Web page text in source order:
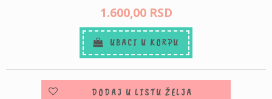
1.600,00 RSD
UBACI U KORPU
DODAJ U LISTU ŽELJA